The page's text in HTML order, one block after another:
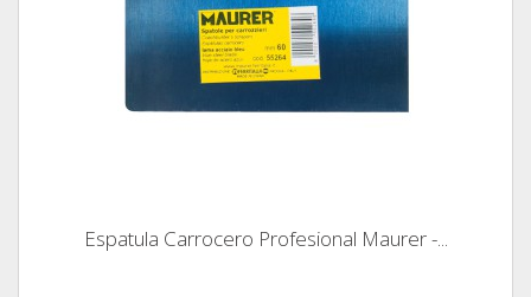
Espatula Carrocero Profesional Maurer -...